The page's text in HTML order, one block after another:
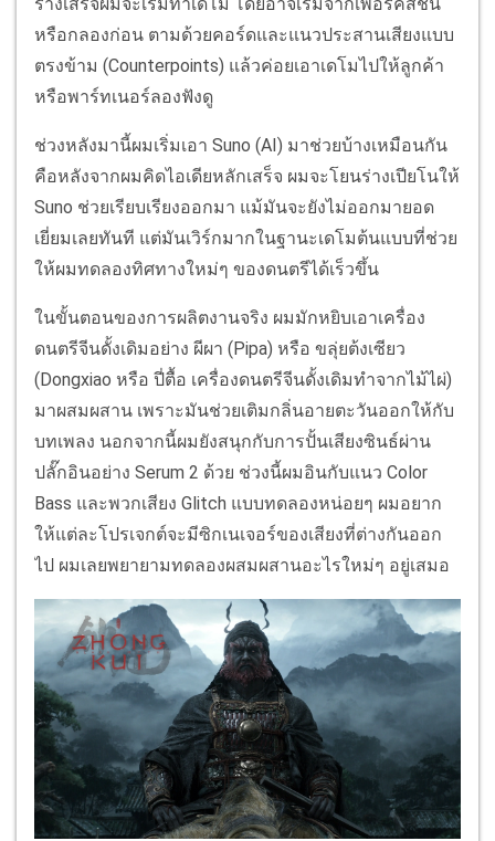
หรือกลองก่อน ตามด้วยคอร์ดและแนวประสานเสียงแบบ
ตรงข้าม (Counterpoints) แล้วค่อยเอาเดโมไปให้ลูกค้า
หรือพาร์ทเนอร์ลองฟังดู
ช่วงหลังมานี้ผมเริ่มเอา Suno (AI) มาช่วยบ้างเหมือนกัน
คือหลังจากผมคิดไอเดียหลักเสร็จ ผมจะโยนร่างเปียโนให้
Suno ช่วยเรียบเรียงออกมา แม้มันจะยังไม่ออกมายอด
เยี่ยมเลยทันที แต่มันเวิร์กมากในฐานะเดโมต้นแบบที่ช่วย
ให้ผมทดลองทิศทางใหม่ๆ ของดนตรีได้เร็วขึ้น
ในขั้นตอนของการผลิตงานจริง ผมมักหยิบเอาเครื่อง
ดนตรีจีนดั้งเดิมอย่าง ผีผา (Pipa) หรือ ขลุ่ยต้งเซียว
(Dongxiao หรือ ปี่ตื้อ เครื่องดนตรีจีนดั้งเดิมทำจากไม้ไผ่)
มาผสมผสาน เพราะมันช่วยเติมกลิ่นอายตะวันออกให้กับ
บทเพลง นอกจากนี้ผมยังสนุกกับการปั้นเสียงซินธ์ผ่าน
ปลั๊กอินอย่าง Serum 2 ด้วย ช่วงนี้ผมอินกับแนว Color
Bass และพวกเสียง Glitch แบบทดลองหน่อยๆ ผมอยาก
ให้แต่ละโปรเจกต์จะมีซิกเนเจอร์ของเสียงที่ต่างกันออก
ไป ผมเลยพยายามทดลองผสมผสานอะไรใหม่ๆ อยู่เสมอ